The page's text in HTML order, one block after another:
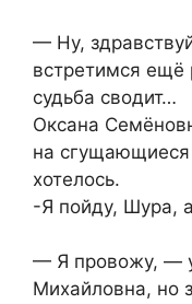
— Ну,
встретимся ещё
судьба сводит…
Оксана
на
хотелось.
-Я пойду, Шура,
— Я провожу, —
Михайловна, но